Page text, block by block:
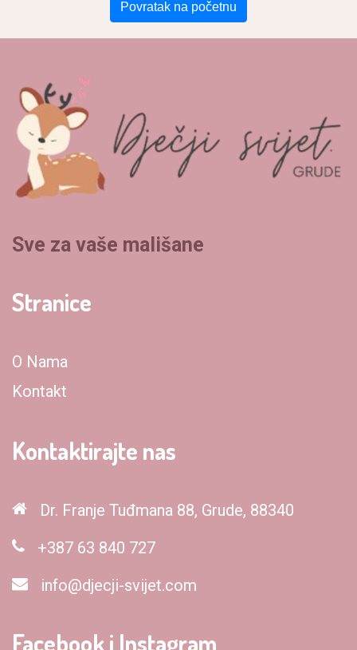
Povratak na početnu
Sve za vaše mališane
Stranice
O Nama
Kontakt
Kontaktirajte nas
Dr. Franje Tuđmana 88, Grude, 88340
+387 63 840 727
info@djecji-svijet.com
Facebook i Instagram